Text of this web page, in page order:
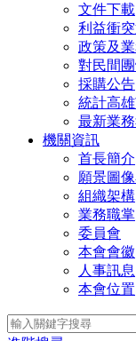
文件下載
利益衝
政策及
對民間
採購公告
統計高
最新業
機關資訊
首長簡介
願景圖
組織架構
業務職掌
委員會
本會會徽
人事訊息
本會位置